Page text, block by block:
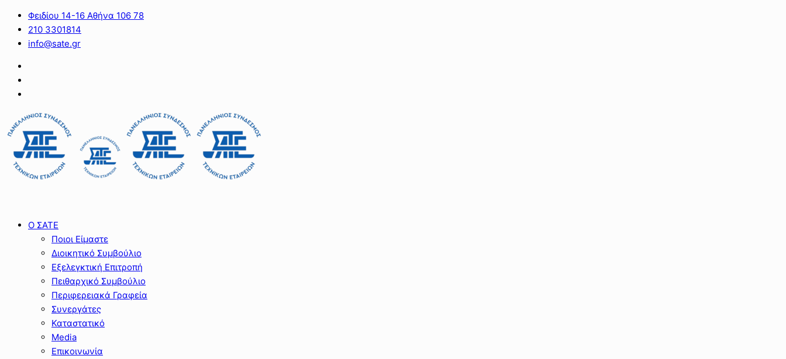
Φειδίου 14-16 Αθήνα 106 78
210 3301814
info@sate.gr
Ο ΣΑΤΕ
Ποιοι Είμαστε
Διοικητικό Συμβούλιο
Εξελεγκτική Επιτροπή
Πειθαρχικό Συμβούλιο
Περιφερειακά Γραφεία
Συνεργάτες
Καταστατικό
Media
Επικοινωνία